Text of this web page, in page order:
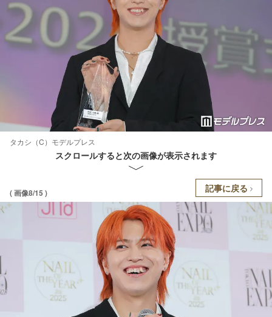
タカシ（C）モデルプレス
スクロールすると次の画像が表示されます
( 画像8/15 ) 記事に戻る